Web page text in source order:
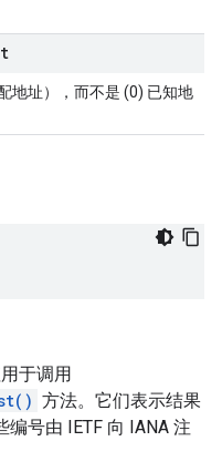
地址），而不是 (0) 已知地
于调用
方法。它们表示结果
号由 IETF 向 IANA 注